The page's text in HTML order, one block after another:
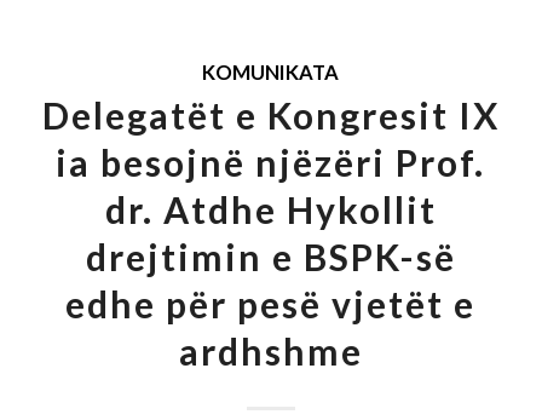
KOMUNIKATA
Delegatët e Kongresit IX
ia besojnë njëzëri Prof.
dr. Atdhe Hykollit
drejtimin e BSPK-së
edhe për pesë vjetët e
ardhshme